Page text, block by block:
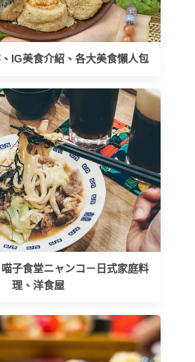
IG美食介紹、各大美食懶人包
子食堂ニャンコ－日式家庭料
理、洋食屋